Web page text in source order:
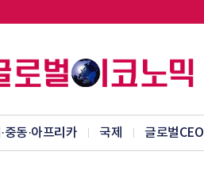
중동·아프리카 국제 글로벌CEO